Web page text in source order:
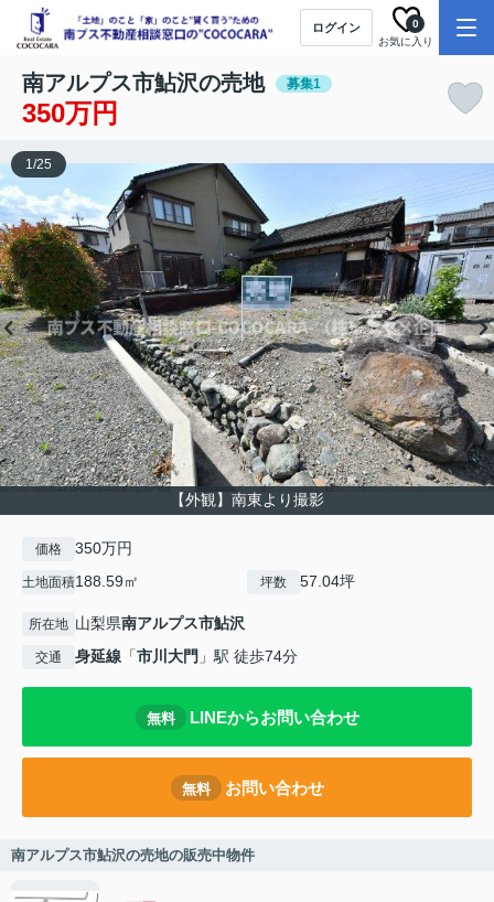
ログイン
お気に入り
0
南アルプス市鮎沢の売地 募集1
350万円
【外観】南東より撮影
1/25
価格 350万円
土地面積188.59㎡ 坪数 57.04坪
所在地 山梨県南アルプス市鮎沢
交通 身延線 「市川大門 」駅 徒歩74分
無料 LINEからお問い合わせ
無料 お問い合わせ
南アルプス市鮎沢の売地の販売中物件